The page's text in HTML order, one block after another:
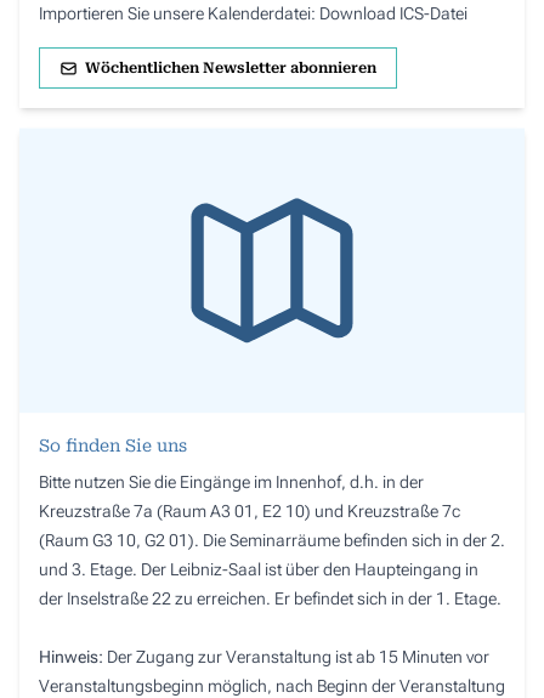
Importieren Sie unsere Kalenderdatei: Download ICS-Datei
Wöchentlichen Newsletter abonnieren
So finden Sie uns
Bitte nutzen Sie die Eingänge im Innenhof, d.h. in der
Kreuzstraße 7a (Raum A3 01, E2 10) und Kreuzstraße 7c
(Raum G3 10, G2 01). Die Seminarräume befinden sich in der 2.
und 3. Etage. Der Leibniz-Saal ist über den Haupteingang in
der Inselstraße 22 zu erreichen. Er befindet sich in der 1. Etage.
Hinweis: Der Zugang zur Veranstaltung ist ab 15 Minuten vor
Veranstaltungsbeginn möglich, nach Beginn der Veranstaltung